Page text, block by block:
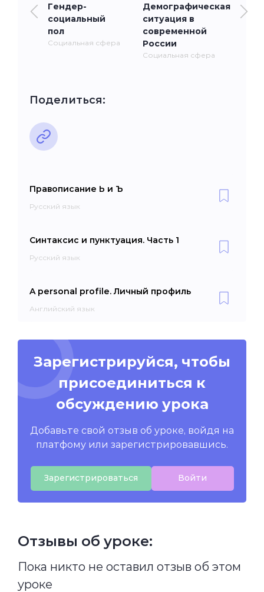
Гендер-
социальный
пол
Социальная сфера
Демографическая
ситуация в
современной
России
Социальная сфера
Поделиться:
Правописание Ь и Ъ
Русский язык
Синтаксис и пунктуация. Часть 1
Русский язык
A personal profile. Личный профиль
Английский язык
Зарегистрируйся, чтобы
присоединиться к
обсуждению урока
Добавьте свой отзыв об уроке, войдя на
платфому или зарегистрировавшись.
Зарегистрироваться Войти
Отзывы об уроке:
Пока никто не оставил отзыв об этом
уроке